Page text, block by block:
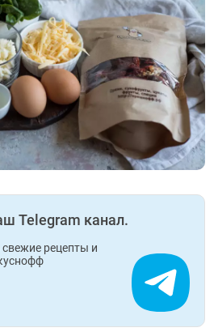
Telegram канал.
рецепты и